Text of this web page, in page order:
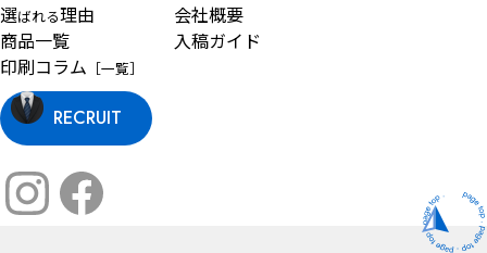
選ばれる理由
会社概要
商品一覧
入稿ガイド
印刷コラム ［一覧］
RECRUIT